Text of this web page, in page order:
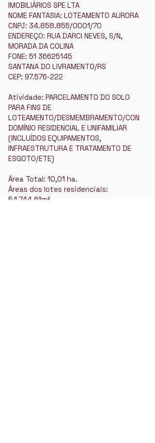
IMOBILIÁRIOS SPE LTA
NOME FANTASIA: LOTEAMENTO AURORA
CNPJ: 34.858.855/0001/70
ENDEREÇO: RUA DARCI NEVES, S/N,
MORADA DA COLINA
FONE: 51 36625145
SANTANA DO LIVRAMENTO/RS
CEP: 97.576-222
Atividade: PARCELAMENTO DO SOLO
PARA FINS DE
LOTEAMENTO/DESMEMBRAMENTO/CON
DOMÍNIO RESIDENCIAL E UNIFAMILIAR
(INCLUÍDOS EQUIPAMENTOS,
INFRAESTRUTURA E TRATAMENTO DE
ESGOTO/ETE)
Área Total: 10,01 ha.
Áreas dos lotes residenciais:
54.744,61m²